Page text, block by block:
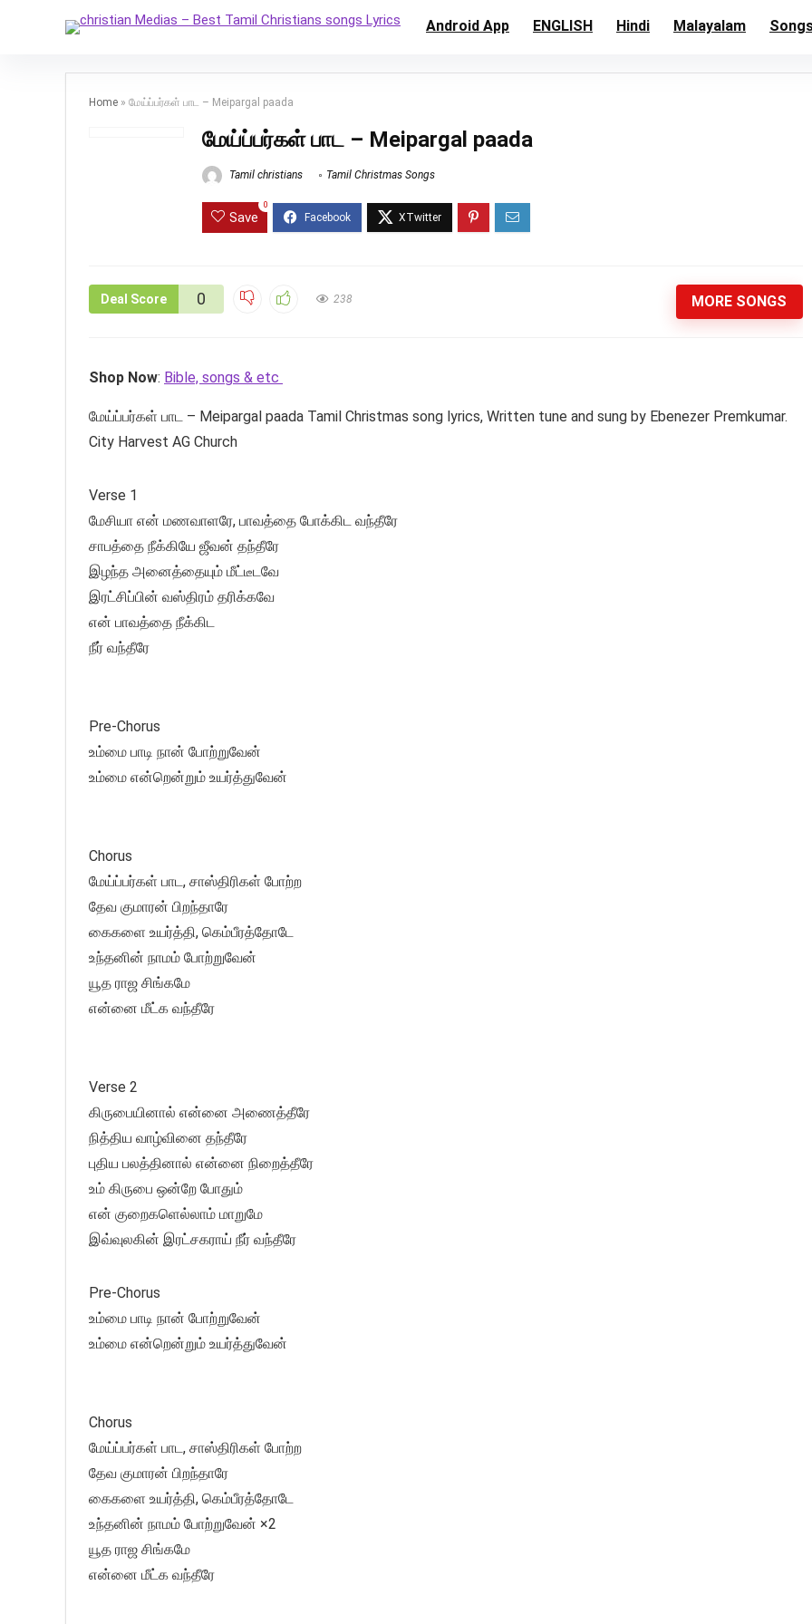
Android App ENGLISH Hindi Malayalam
Home » மேய்ப்பர்கள் பாட – Meipargal paada
மேய்ப்பர்கள் பாட – Meipargal paada
Tamil christians Tamil Christmas Songs
Save
0
Deal Score 0 238 MORE SONGS
Shop Now: Bible, songs & etc
மேய்ப்பர்கள் பாட – Meipargal paada Tamil Christmas song lyrics, Written tune and sung by Ebenezer Premkumar.
City Harvest AG Church
Verse 1
மேசியா என் மணவாளரே, பாவத்தை போக்கிட வந்தீரே
சாபத்தை நீக்கியே ஜீவன் தந்தீரே
இழந்த அனைத்தையும் மீட்டீடவே
இரட்சிப்பின் வஸ்திரம் தரிக்கவே
என் பாவத்தை நீக்கிட
நீர் வந்தீரே
Pre-Chorus
உம்மை பாடி நான் போற்றுவேன்
உம்மை என்றென்றும் உயர்த்துவேன்
Chorus
மேய்ப்பர்கள் பாட, சாஸ்திரிகள் போற்ற
தேவ குமாரன் பிறந்தாரே
கைகளை உயர்த்தி, கெம்பீரத்தோடே
உந்தனின் நாமம் போற்றுவேன்
யூத ராஜ சிங்கமே
என்னை மீட்க வந்தீரே
Verse 2
கிருபையினால் என்னை அணைத்தீரே
நித்திய வாழ்வினை தந்தீரே
புதிய பலத்தினால் என்னை நிறைத்தீரே
உம் கிருபை ஒன்றே போதும்
என் குறைகளெல்லாம் மாறுமே
இவ்வுலகின் இரட்சகராய் நீர் வந்தீரே
Pre-Chorus
உம்மை பாடி நான் போற்றுவேன்
உம்மை என்றென்றும் உயர்த்துவேன்
Chorus
மேய்ப்பர்கள் பாட, சாஸ்திரிகள் போற்ற
தேவ குமாரன் பிறந்தாரே
கைகளை உயர்த்தி, கெம்பீரத்தோடே
உந்தனின் நாமம் போற்றுவேன் ×2
யூத ராஜ சிங்கமே
என்னை மீட்க வந்தீரே